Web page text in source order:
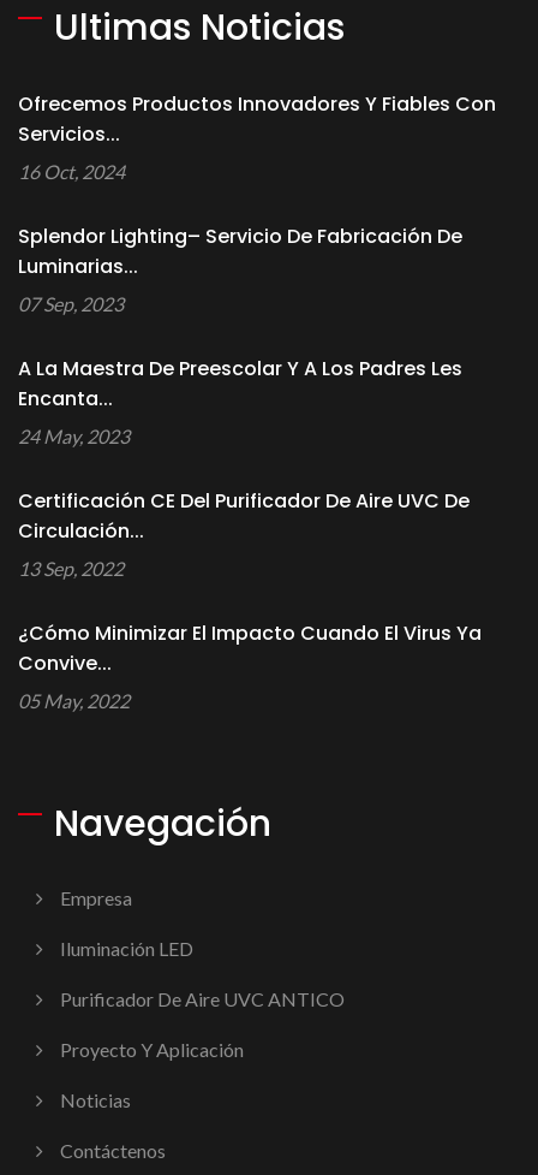
Ultimas Noticias
Ofrecemos Productos Innovadores Y Fiables Con
Servicios...
16 Oct, 2024
Splendor Lighting– Servicio De Fabricación De
Luminarias...
07 Sep, 2023
A La Maestra De Preescolar Y A Los Padres Les
Encanta...
24 May, 2023
Certificación CE Del Purificador De Aire UVC De
Circulación...
13 Sep, 2022
¿Cómo Minimizar El Impacto Cuando El Virus Ya
Convive...
05 May, 2022
Navegación
Empresa
Iluminación LED
Purificador De Aire UVC ANTICO
Proyecto Y Aplicación
Noticias
Contáctenos